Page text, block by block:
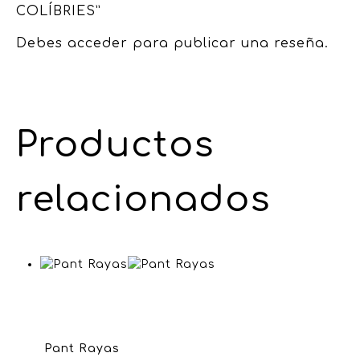
COLÍBRIES”
Debes acceder para publicar una reseña.
Productos
relacionados
Pant Rayas